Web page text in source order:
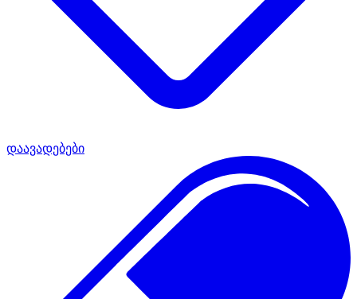
დაავადებები